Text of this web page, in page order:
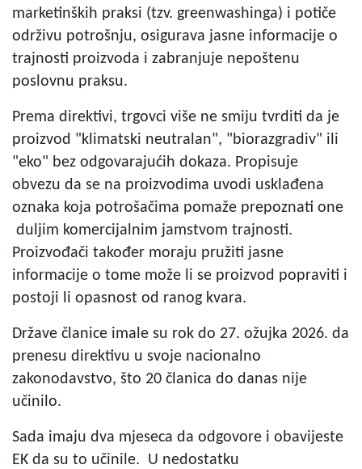
marketinških praksi (tzv. greenwashinga) i potiče
održivu potrošnju, osigurava jasne informacije o
trajnosti proizvoda i zabranjuje nepoštenu
poslovnu praksu.
Prema direktivi, trgovci više ne smiju tvrditi da je
proizvod "klimatski neutralan", "biorazgradiv" ili
"eko" bez odgovarajućih dokaza. Propisuje
obvezu da se na proizvodima uvodi usklađena
oznaka koja potrošačima pomaže prepoznati one
duljim komercijalnim jamstvom trajnosti.
Proizvođači također moraju pružiti jasne
informacije o tome može li se proizvod popraviti i
postoji li opasnost od ranog kvara.
Države članice imale su rok do 27. ožujka 2026. da
prenesu direktivu u svoje nacionalno
zakonodavstvo, što 20 članica do danas nije
učinilo.
Sada imaju dva mjeseca da odgovore i obavijeste
EK da su to učinile. U nedostatku